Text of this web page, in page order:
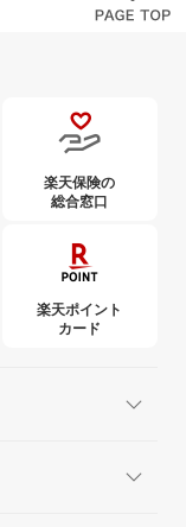
楽天保険の
総合窓口
楽天ポイント
カード